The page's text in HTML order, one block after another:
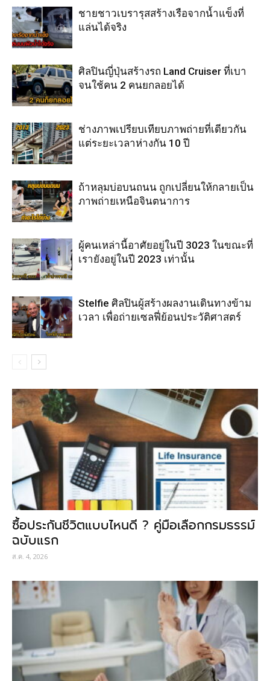
ชายชาวเบรารุสสร้างเรือจากน้ำแข็งที่
แล่นได้จริง
ศิลปินญี่ปุ่นสร้างรถ Land Cruiser ที่เบา
จนใช้คน 2 คนยกลอยได้
ช่างภาพเปรียบเทียบภาพถ่ายที่เดียวกัน
แต่ระยะเวลาห่างกัน 10 ปี
ถ้าหลุมบ่อบนถนน ถูกเปลี่ยนให้กลายเป็น
ภาพถ่ายเหนือจินตนาการ
ผู้คนเหล่านี้อาศัยอยู่ในปี 3023 ในขณะที่
เรายังอยู่ในปี 2023 เท่านั้น
Stelfie ศิลปินผู้สร้างผลงานเดินทางข้าม
เวลา เพื่อถ่ายเซลฟี่ย้อนประวัติศาสตร์
ซื้อประกันชีวิตแบบไหนดี ? คู่มือเลือกกรมธรรม์
ฉบับแรก
ส.ค. 4, 2026